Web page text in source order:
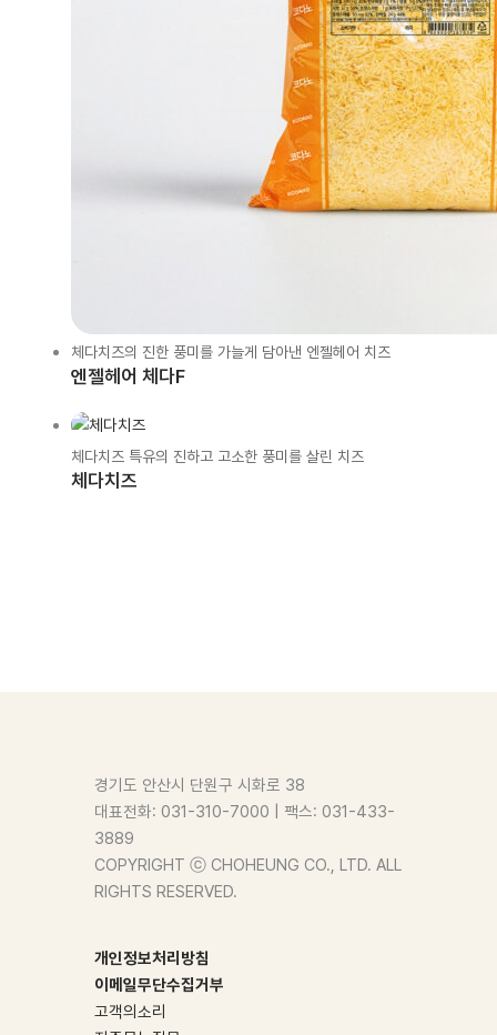
체다치즈의 진한 풍미를 가늘게 담아낸 엔젤헤어 치즈
엔젤헤어 체다F
체다치즈 특유의 진하고 고소한 풍미를 살린 치즈
체다치즈
경기도 안산시 단원구 시화로 38
대표전화: 031-310-7000 | 팩스: 031-433-
3889
COPYRIGHT ⓒ CHOHEUNG CO., LTD. ALL
RIGHTS RESERVED.
개인정보처리방침
이메일무단수집거부
고객의소리